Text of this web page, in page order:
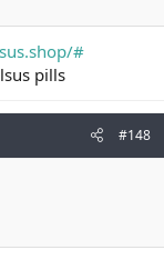
#
pills
#148